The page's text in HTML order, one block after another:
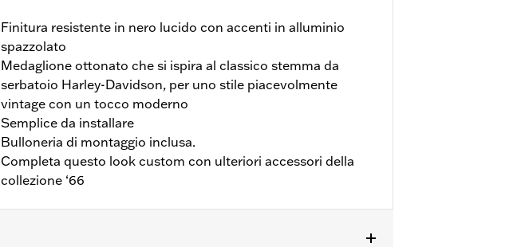
Finitura resistente in nero lucido con accenti in alluminio
spazzolato
Medaglione ottonato che si ispira al classico stemma da
serbatoio Harley-Davidson, per uno stile piacevolmente
vintage con un tocco moderno
Semplice da installare
Bulloneria di montaggio inclusa.
Completa questo look custom con ulteriori accessori della
collezione ‘66